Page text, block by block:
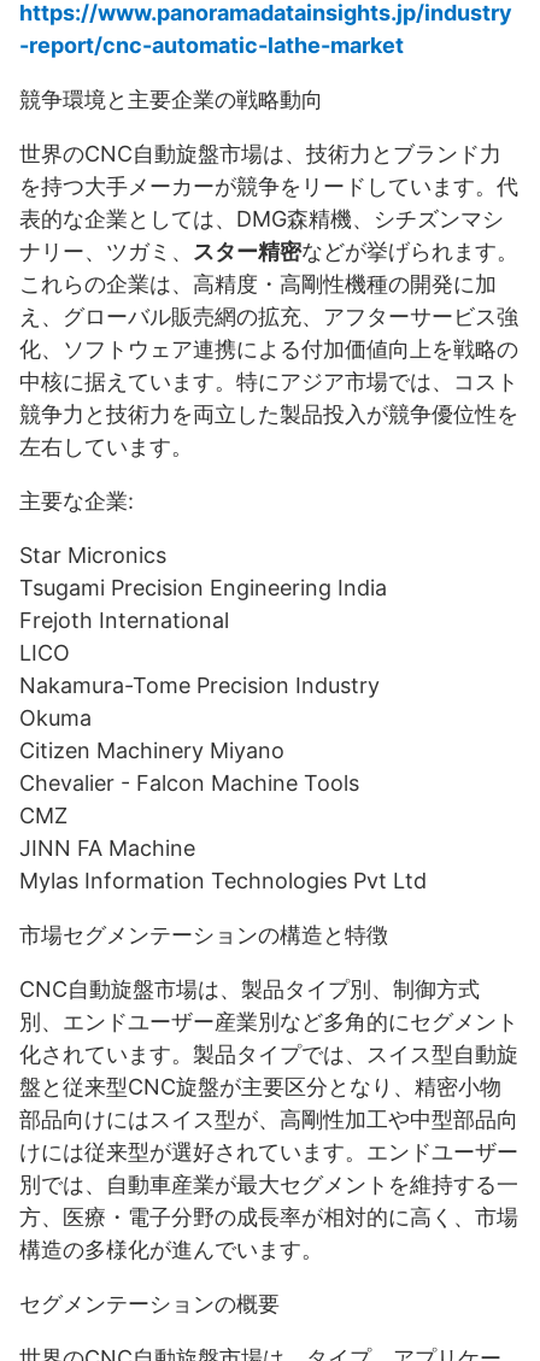
https://www.panoramadatainsights.jp/industry
-report/cnc-automatic-lathe-market
競争環境と主要企業の戦略動向
世界のCNC自動旋盤市場は、技術力とブランド力
を持つ大手メーカーが競争をリードしています。代
表的な企業としては、DMG森精機、シチズンマシ
ナリー、ツガミ、 スター精密などが挙げられます。
これらの企業は、高精度・高剛性機種の開発に加
え、グローバル販売網の拡充、アフターサービス強
化、ソフトウェア連携による付加価値向上を戦略の
中核に据えています。特にアジア市場では、コスト
競争力と技術力を両立した製品投入が競争優位性を
左右しています。
主要な企業:
Star Micronics
Tsugami Precision Engineering India
Frejoth International
LICO
Nakamura-Tome Precision Industry
Okuma
Citizen Machinery Miyano
Chevalier - Falcon Machine Tools
CMZ
JINN FA Machine
Mylas Information Technologies Pvt Ltd
市場セグメンテーションの構造と特徴
CNC自動旋盤市場は、製品タイプ別、制御方式
別、エンドユーザー産業別など多角的にセグメント
化されています。製品タイプでは、スイス型自動旋
盤と従来型CNC旋盤が主要区分となり、精密小物
部品向けにはスイス型が、高剛性加工や中型部品向
けには従来型が選好されています。エンドユーザー
別では、自動車産業が最大セグメントを維持する一
方、医療・電子分野の成長率が相対的に高く、市場
構造の多様化が進んでいます。
セグメンテーションの概要